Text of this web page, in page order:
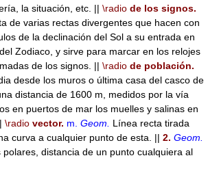
la situación, etc. || \radio de los signos.
de varias rectas divergentes que hacen con
de la declinación del Sol a su entrada en
Zodiaco, y sirve para marcar en los relojes
de los signos. || \radio de población.
desde los muros o última casa del casco de
distancia de 1600 m, medidos por la vía
en puertos de mar los muelles y salinas en
\radio vector. m. Geom.
Línea recta tirada
curva a cualquier punto de esta. || 2. Geom.
polares, distancia de un punto cualquiera al